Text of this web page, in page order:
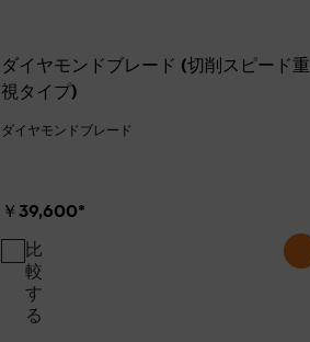
ダイヤモンドブレード (切削スピード重
視タイプ)
ダイヤモンドブレード
￥39,600*
比
較
す
る